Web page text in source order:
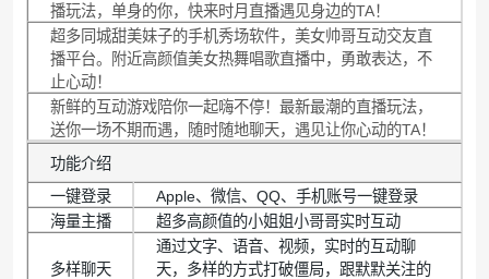
播玩法，单身的你，快来时月直播遇见身边的TA！
超多同城甜美妹子的手机秀场软件，美女帅哥互动交友直
播平台。附近高颜值美女热舞唱歌直播中，勇敢表达，不
止心动！
新鲜的互动游戏陪你一起嗨不停！最新最潮的直播玩法，
送你一场不期而遇，随时随地聊天，遇见让你心动的TA！
功能介绍
一键登录
Apple、微信、QQ、手机账号一键登录
海量主播
超多高颜值的小姐姐小哥哥实时互动
多样聊天
通过文字、语音、视频，实时的互动聊
天，多样的方式打破僵局，跟默默关注的